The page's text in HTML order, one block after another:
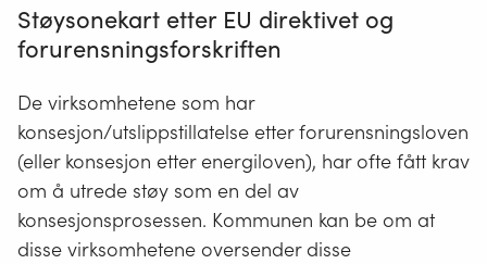
Støysonekart etter EU direktivet og
forurensningsforskriften
De virksomhetene som har
konsesjon/utslippstillatelse etter forurensningsloven
(eller konsesjon etter energiloven), har ofte fått krav
om å utrede støy som en del av
konsesjonsprosessen. Kommunen kan be om at
disse virksomhetene oversender disse